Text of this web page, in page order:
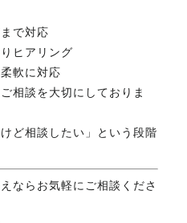
で対応
ヒアリング
軟に対応
相談を大切にしておりま
ど相談したい」という段階
ならお気軽にご相談くださ